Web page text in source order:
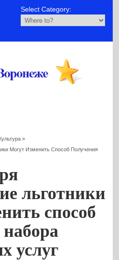
Select Category:
»
Могут Изменить Способ Получения
льготники
способ
услуг